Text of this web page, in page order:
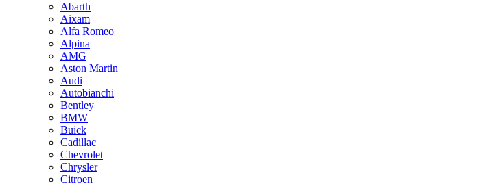
Abarth
Aixam
Alfa Romeo
Alpina
AMG
Aston Martin
Audi
Autobianchi
Bentley
BMW
Buick
Cadillac
Chevrolet
Chrysler
Citroen